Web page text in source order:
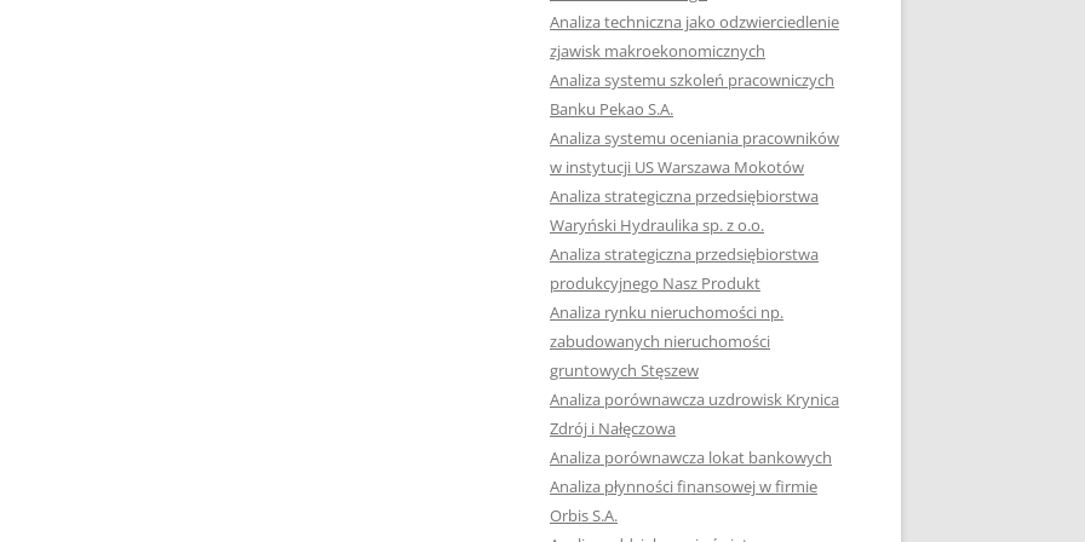
NAPISAĆ PRACĘ DYPLOMOWĄ
JAK PRZYGOTOWAĆ SIĘ DO
USTNEGO EGZAMINU
DYPLOMOWEGO?
HIPOTEZY W PRACACH
DYPLOMOWYCH
JAK PRZYGOTOWAĆ SIĘ DO
OBRONY PRACY DYPLOMOWEJ
Analiza techniczna jako odzwierciedlenie
zjawisk makroekonomicznych
Analiza systemu szkoleń pracowniczych
Banku Pekao S.A.
Analiza systemu oceniania pracowników
w instytucji US Warszawa Mokotów
Analiza strategiczna przedsiębiorstwa
Waryński Hydraulika sp. z o.o.
Analiza strategiczna przedsiębiorstwa
produkcyjnego Nasz Produkt
Analiza rynku nieruchomości np.
zabudowanych nieruchomości
gruntowych Stęszew
Analiza porównawcza uzdrowisk Krynica
Zdrój i Nałęczowa
Analiza porównawcza lokat bankowych
Analiza płynności finansowej w firmie
Orbis S.A.